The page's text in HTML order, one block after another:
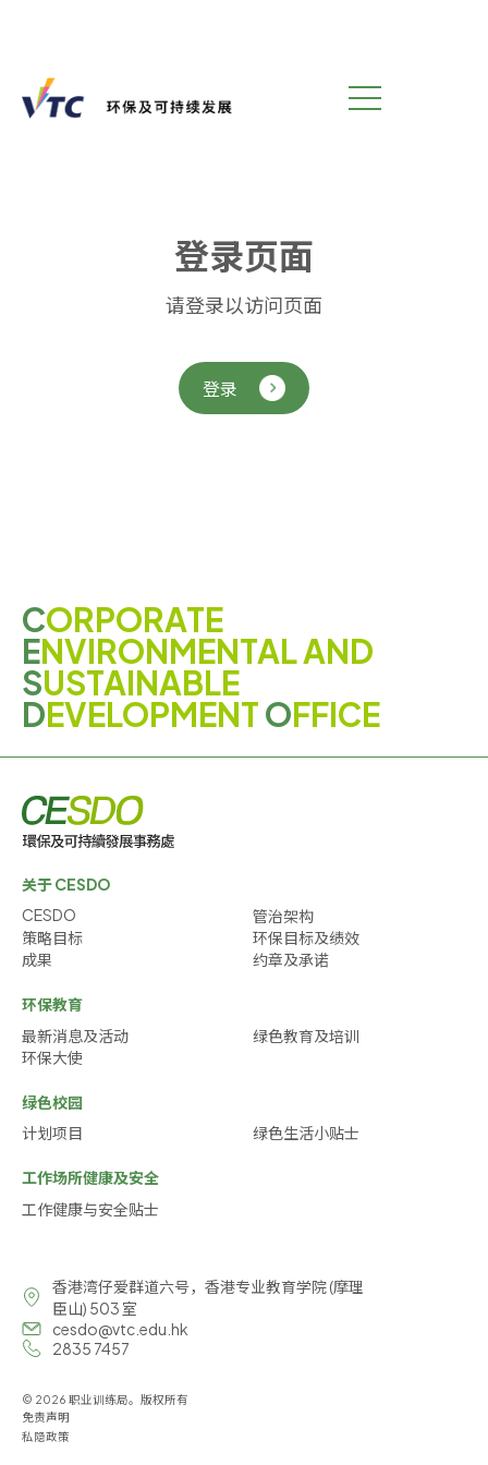
登录页面
请登录以访问页面
登录
CORPORATE
ENVIRONMENTAL AND
SUSTAINABLE
DEVELOPMENTOFFICE
关于 CESDO
CESDO
管治架构
策略目标
环保目标及绩效
成果
约章及承诺
环保教育
最新消息及活动
绿色教育及培训
环保大使
绿色校园
计划项目
绿色生活小贴士
工作场所健康及安全
工作健康与安全贴士
香港湾仔爱群道六号，香港专业教育学院 (摩理
臣山) 503 室
cesdo@vtc.edu.hk
2835 7457
© 2026 职业训练局。版权所有
免责声明
私隐政策